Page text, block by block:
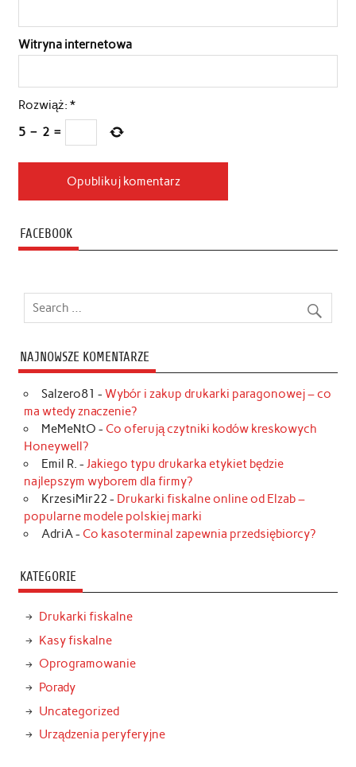
Witryna internetowa
Rozwiąż: *
5 − 2 =
FACEBOOK
NAJNOWSZE KOMENTARZE
Salzero81 - Wybór i zakup drukarki paragonowej – co
ma wtedy znaczenie?
MeMeNtO - Co oferują czytniki kodów kreskowych
Honeywell?
Emil R. - Jakiego typu drukarka etykiet będzie
najlepszym wyborem dla firmy?
KrzesiMir22 - Drukarki fiskalne online od Elzab –
popularne modele polskiej marki
AdriA- Co kasoterminal zapewnia przedsiębiorcy?
KATEGORIE
Drukarki fiskalne
Kasy fiskalne
Oprogramowanie
Porady
Uncategorized
Urządzenia peryferyjne